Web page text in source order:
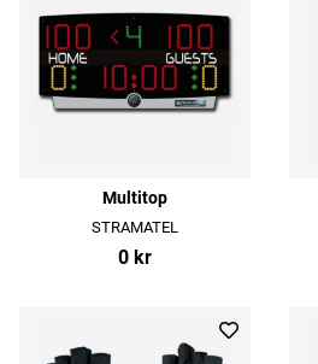
Multitop
STRAMATEL
0 kr